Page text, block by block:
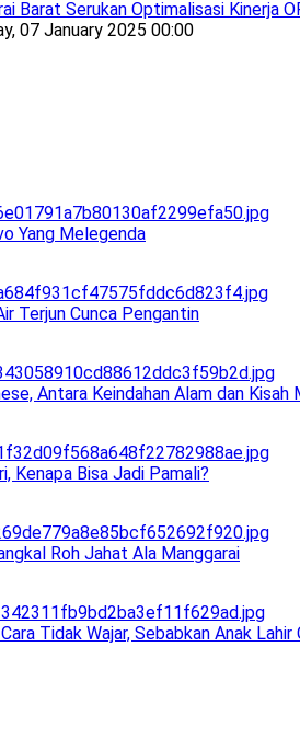
07 January 2025 00:00
Yang Melegenda
Terjun Cunca Pengantin
Antara Keindahan Alam dan Kisah
Kenapa Bisa Jadi Pamali?
Roh Jahat Ala Manggarai
Tidak Wajar, Sebabkan Anak Lahir